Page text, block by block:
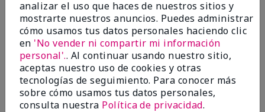
I have been wearing the cc cream for 8 years now. I
absolutely love it. Its not cakey it's not heavy and it
blends effortlessly. I get compliments all the time.
10/10 I definitely recommend.
Mostrar Traducción
analizar el uso que haces de nuestros sitios y
mostrarte nuestros anuncios. Puedes administrar
cómo usamos tus datos personales haciendo clic
en 'No vender ni compartir mi información
personal'.. Al continuar usando nuestro sitio,
aceptas nuestro uso de cookies y otras
tecnologías de seguimiento. Para conocer más
sobre cómo usamos tus datos personales,
consulta nuestra Política de privacidad.